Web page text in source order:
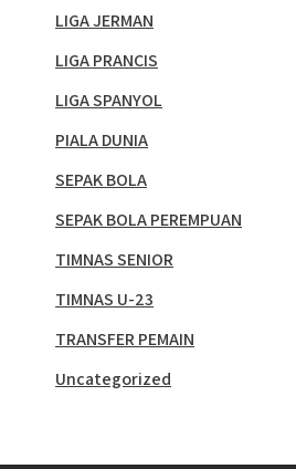
LIGA JERMAN
LIGA PRANCIS
LIGA SPANYOL
PIALA DUNIA
SEPAK BOLA
SEPAK BOLA PEREMPUAN
TIMNAS SENIOR
TIMNAS U-23
TRANSFER PEMAIN
Uncategorized